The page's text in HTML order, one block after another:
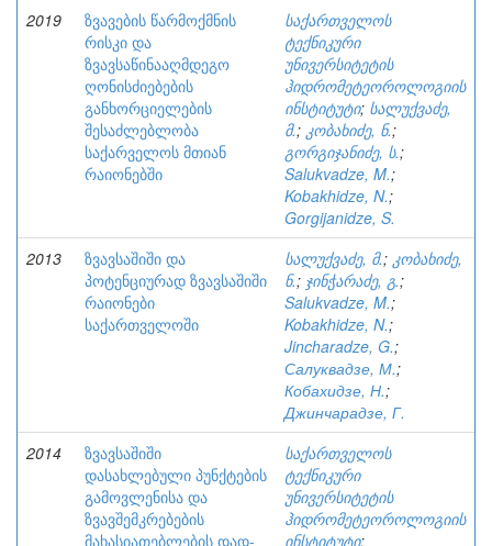
2019
ზვავების წარმოქმნის
რისკი და
ზვავსაწინააღმდეგო
ღონისძიებების
განხორციელების
შესაძლებლობა
საქარველოს მთიან
რაიონებში
საქართველოს
ტექნიკური
უნივერსიტეტის
ჰიდრომეტეოროლოგიის
ინსტიტუტი; სალუქვაძე,
მ.; კობახიძე, ნ.;
გორგიჯანიძე, ს.;
Salukvadze, M.;
Kobakhidze, N.;
Gorgijanidze, S.
2013
ზვავსაშიში და
პოტენციურად ზვავსაშიში
რაიონები
საქართველოში
სალუქვაძე, მ.; კობახიძე,
ნ.; ჯინჭარაძე, გ.;
Salukvadze, M.;
Kobakhidze, N.;
Jincharadze, G.;
Салуквадзе, М.;
Кобахидзе, Н.;
Джинчарадзе, Г.
2014
ზვავსაშიში
დასახლებული პუნქტების
გამოვლენისა და
ზვავშემკრებების
მახასიათებლების დად-
საქართველოს
ტექნიკური
უნივერსიტეტის
ჰიდრომეტეოროლოგიის
ინსტიტუტი;